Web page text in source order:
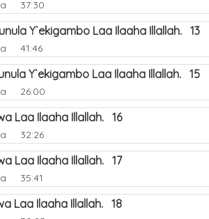
37:30
Y`ekigambo Laa Ilaaha Illallah. 13
41:46
Y`ekigambo Laa Ilaaha Illallah. 15
26:00
Laa Ilaaha Illallah. 16
32:26
Laa Ilaaha Illallah. 17
35:41
Laa Ilaaha Illallah. 18